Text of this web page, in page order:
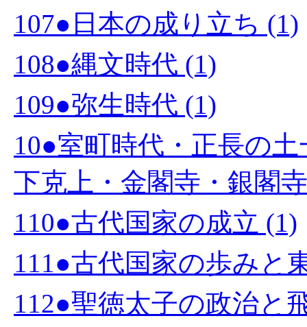
107●日本の成り立ち (1)
108●縄文時代 (1)
109●弥生時代 (1)
10●室町時代・正長の
下克上・金閣寺・銀閣
110●古代国家の成立 (1)
111●古代国家の歩みと
112●聖徳太子の政治と